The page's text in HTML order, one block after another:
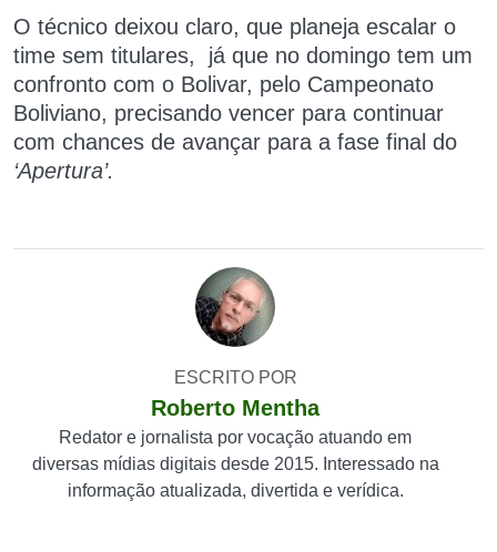
O técnico deixou claro, que planeja escalar o
time sem titulares, já que no domingo tem um
confronto com o Bolivar, pelo Campeonato
Boliviano, precisando vencer para continuar
com chances de avançar para a fase final do
‘Apertura’.
ESCRITO POR
Roberto Mentha
Redator e jornalista por vocação atuando em
diversas mídias digitais desde 2015. Interessado na
informação atualizada, divertida e verídica.